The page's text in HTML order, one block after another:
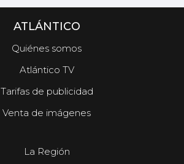
ATLÁNTICO
Quiénes somos
Atlántico TV
Tarifas de publicidad
Venta de imágenes
La Región